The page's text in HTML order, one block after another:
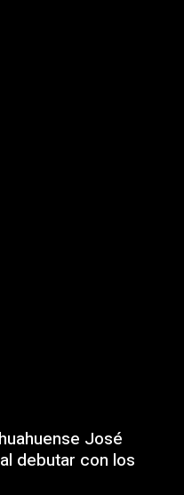
José
debutar con los